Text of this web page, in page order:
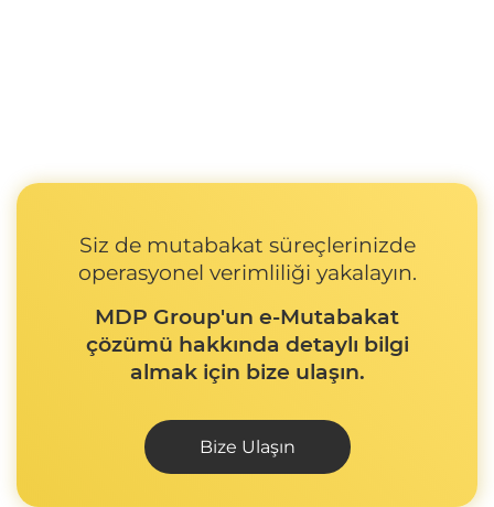
Siz de mutabakat süreçlerinizde
operasyonel verimliliği yakalayın.
MDP Group'un e-Mutabakat
çözümü hakkında detaylı bilgi
almak için bize ulaşın.
Bize Ulaşın